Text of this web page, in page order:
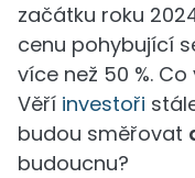
začátku roku
cenu pohybující
více než 50 %.
Věří investoři
budou směřovat
budoucnu?